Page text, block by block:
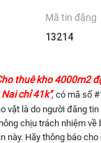
Mã tin đăng
13214
thuê kho 4000m2
chỉ 41k", có mã số
vặt là do người đăng
chịu trách nhiệm về
này. Hãy thông báo